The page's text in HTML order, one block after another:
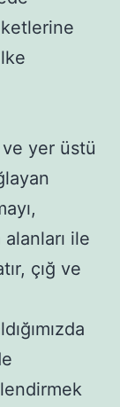
ve yer üstü
ile
çığ ve